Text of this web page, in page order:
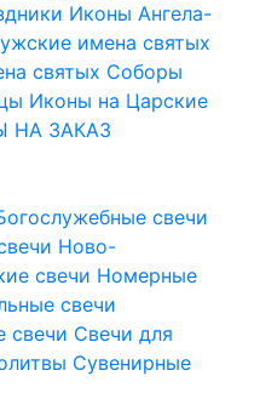
Иконы Ангела-
имена святых
святых Соборы
Иконы на Царские
НА ЗАКАЗ
свечи
Ново-
свечи Номерные
свечи
свечи Свечи для
Сувенирные